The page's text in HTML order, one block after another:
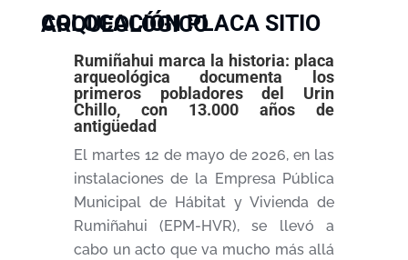
COLOCACIÓN PLACA SITIO ARQUEOLÓGICO
Rumiñahui marca la historia: placa
arqueológica documenta los
primeros pobladores del Urin
Chillo, con 13.000 años de
antigüedad
El martes 12 de mayo de 2026, en las
instalaciones de la Empresa Pública
Municipal de Hábitat y Vivienda de
Rumiñahui (EPM-HVR), se llevó a
cabo un acto que va mucho más allá